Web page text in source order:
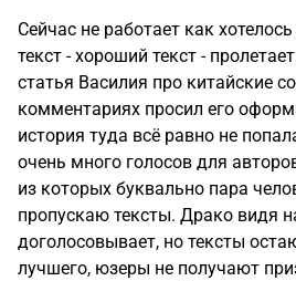
Сейчас не работает как
текст - хороший текст -
статья Василия про китайские
комментариях просил его
история туда всё равно не
очень много голосов для
из которых буквально пара
пропускаю тексты. Драко видя
доголосовывает, но тексты
лучшего, юзеры не получают